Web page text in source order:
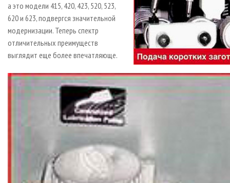
а это модели 415, 420, 423, 520, 523,
620 и 623, подвергся значительной
модернизации. Теперь спектр
отличительных преимуществ
выглядит еще более впечатляюще.